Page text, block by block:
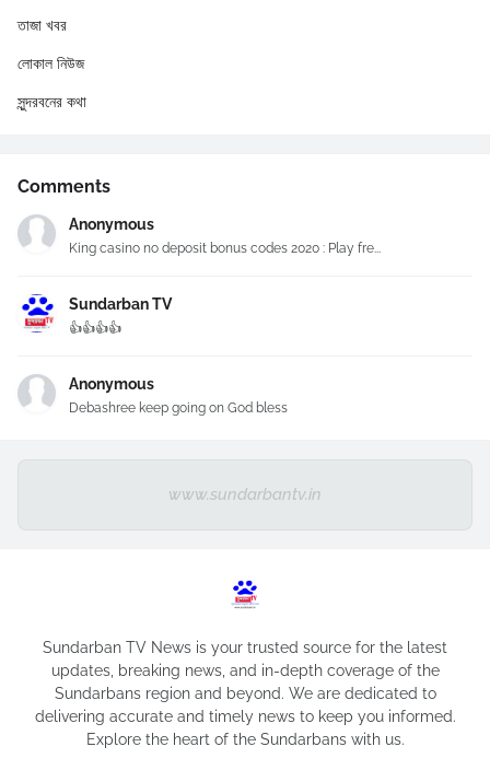
তাজা খবর
লোকাল নিউজ
সুন্দরবনের কথা
Comments
Anonymous
King casino no deposit bonus codes 2020 : Play fre...
Sundarban TV
👍👍👍👍
Anonymous
Debashree keep going on God bless
www.sundarbantv.in
Sundarban TV News is your trusted source for the latest
updates, breaking news, and in-depth coverage of the
Sundarbans region and beyond. We are dedicated to
delivering accurate and timely news to keep you informed.
Explore the heart of the Sundarbans with us.